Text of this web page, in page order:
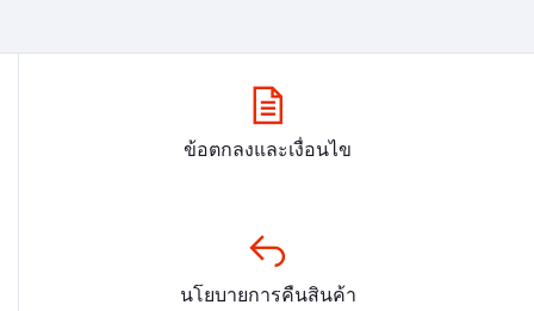
ข้อตกลงและเงื่อนไข
นโยบายการคืนสินค้า